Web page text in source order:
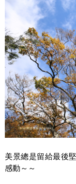
美景總是留給最後
感動～～